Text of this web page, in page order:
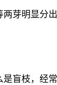
芽明显分
盲枝，经